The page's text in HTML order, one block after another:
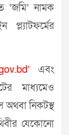
‘জমি’ নামক
’ এবং
মাধ্যমেও
অথবা নিকটস্থ
যেকোনো